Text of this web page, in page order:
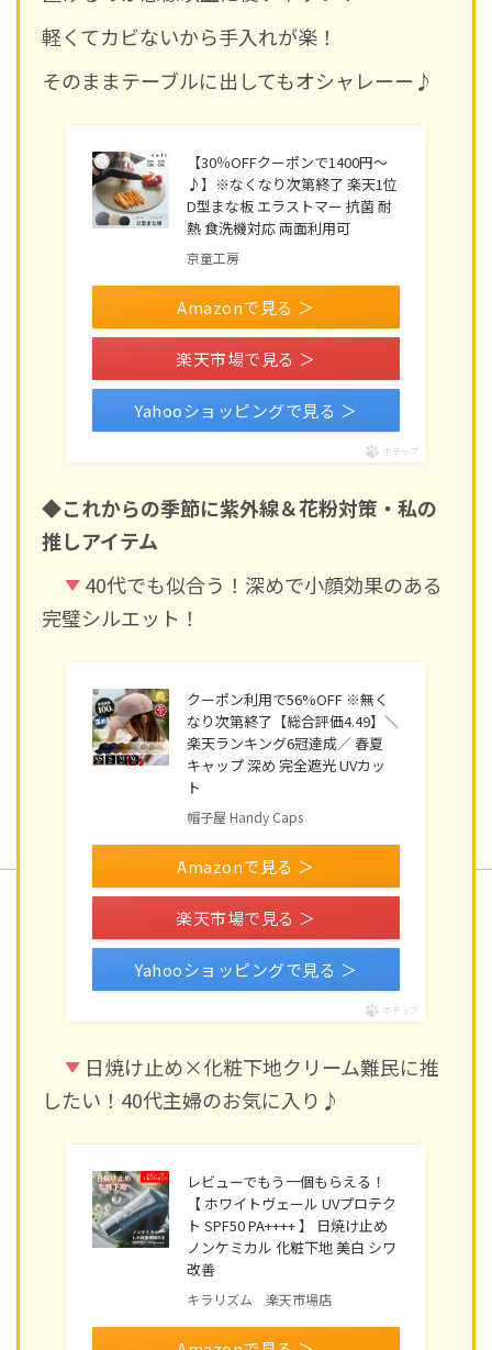
軽くてカビないから手入れが楽！
そのままテーブルに出してもオシャレーー♪
【30％OFFクーポンで1400円～
♪】※なくなり次第終了 楽天1位
D型まな板 エラストマー 抗菌 耐
熱 食洗機対応 両面利用可
京童工房
Amazonで見る ＞
楽天市場で見る ＞
Yahooショッピングで見る ＞
ポチップ
◆これからの季節に紫外線＆花粉対策・私の
推しアイテム
40代でも似合う！深めで小顔効果のある
完璧シルエット！
クーポン利用で56%OFF ※無く
なり次第終了【総合評価4.49】＼
楽天ランキング6冠達成／ 春夏
キャップ 深め 完全遮光 UVカッ
ト
帽子屋 Handy Caps
Amazonで見る ＞
楽天市場で見る ＞
Yahooショッピングで見る ＞
ポチップ
日焼け止め×化粧下地クリーム難民に推
したい！40代主婦のお気に入り♪
レビューでもう一個もらえる！
【 ホワイトヴェール UVプロテク
ト SPF50 PA++++ 】 日焼け止め
ノンケミカル 化粧下地 美白 シワ
改善
キラリズム 楽天市場店